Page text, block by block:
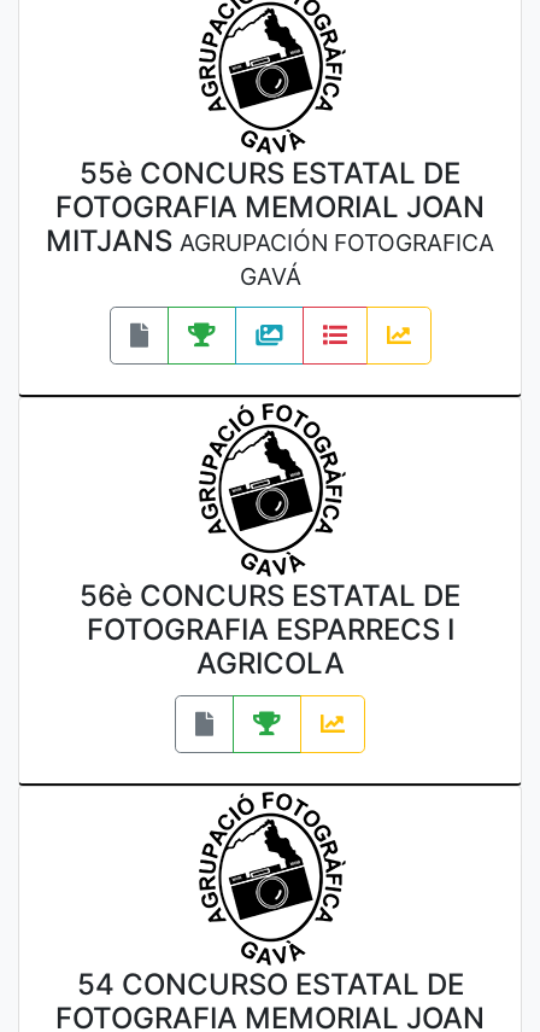
55è CONCURS ESTATAL DE
FOTOGRAFIA MEMORIAL JOAN
MITJANS AGRUPACIÓN FOTOGRAFICA
GAVÁ
56è CONCURS ESTATAL DE
FOTOGRAFIA ESPARRECS I
AGRICOLA
54 CONCURSO ESTATAL DE
FOTOGRAFIA MEMORIAL JOAN